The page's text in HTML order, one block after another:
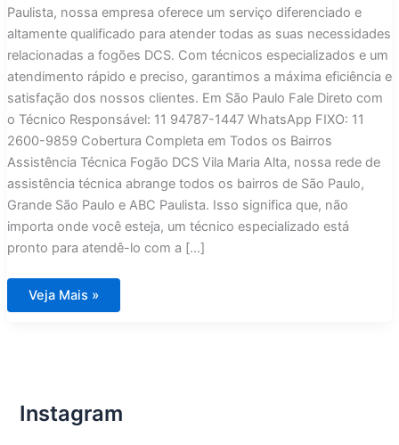
Paulista, nossa empresa oferece um serviço diferenciado e
altamente qualificado para atender todas as suas necessidades
relacionadas a fogões DCS. Com técnicos especializados e um
atendimento rápido e preciso, garantimos a máxima eficiência e
satisfação dos nossos clientes. Em São Paulo Fale Direto com
o Técnico Responsável: 11 94787-1447 WhatsApp FIXO: 11
2600-9859 Cobertura Completa em Todos os Bairros
Assistência Técnica Fogão DCS Vila Maria Alta, nossa rede de
assistência técnica abrange todos os bairros de São Paulo,
Grande São Paulo e ABC Paulista. Isso significa que, não
importa onde você esteja, um técnico especializado está
pronto para atendê-lo com a […]
Assistência
Técnica
Veja Mais »
Instagram